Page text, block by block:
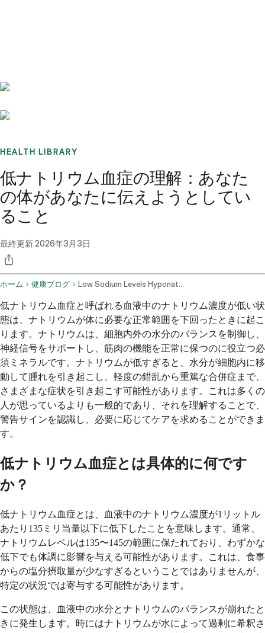
HEALTH LIBRARY
低ナトリウム血症の理解：あなた
の体があなたに伝えようとしてい
ること
最終更新2026年3月3日
ホーム 健康ブログ Low Sodium Levels Hyponatremia Symptoms And Management
低ナトリウム血症と呼ばれる血液中のナトリウム濃度が低い状
態は、ナトリウムが体に必要な正常範囲を下回ったときに起こ
ります。ナトリウムは、細胞内外の水分のバランスを制御し、
神経信号をサポートし、筋肉の機能を正常に保つのに役立つ必
須ミネラルです。ナトリウムが低すぎると、水分が細胞内に移
動して腫れを引き起こし、軽度の錯乱から重篤な合併症まで、
さまざまな症状を引き起こす可能性があります。これは多くの
人が思っているよりも一般的であり、それを理解することで、
警告サインを認識し、必要に応じてケアを求めることができま
す。
低ナトリウム血症とは具体的に何です
か？
低ナトリウム血症とは、血液中のナトリウム濃度が1リットル
あたり135ミリ当量以下に低下したことを意味します。通常、
ナトリウムレベルは135〜145の範囲に保たれており、わずかな
低下でも体調に影響を与える可能性があります。これは、食事
からの塩分摂取量が少なすぎるということではありませんが、
特定の状況では寄与する可能性があります。
この状態は、血液中の水分とナトリウムのバランスが崩れたと
きに発生します。時にはナトリウムが水によって過剰に希釈さ